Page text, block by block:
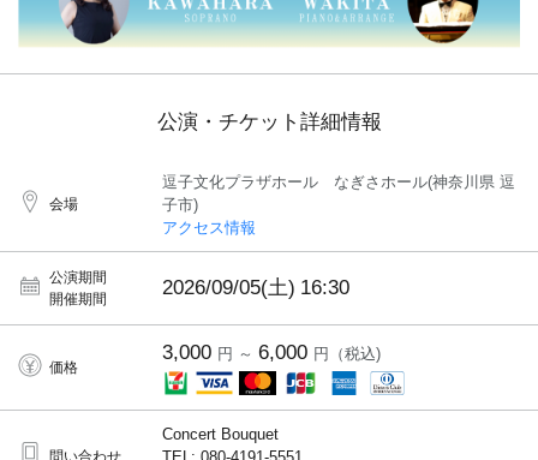
公演・チケット詳細情報
会場
逗子文化プラザホール なぎさホール(神奈川県 逗
子市)
アクセス情報
公演期間
開催期間
2026/09/05(土) 16:30
価格
3,000 円 ～ 6,000 円（税込)
問い合わせ
Concert Bouquet